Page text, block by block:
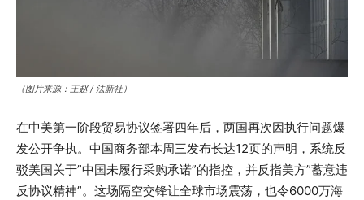
（图片来源：王赵 / 法新社）
在中美第一阶段贸易协议签署四年后，两国再次因执行问题爆
发公开争执。中国商务部本周三发布长达12页的声明，系统反
驳美国关于”中国未履行采购承诺”的指控，并反指美方”蓄意违
反协议精神”。这场隔空交锋让全球市场震荡，也令6000万海